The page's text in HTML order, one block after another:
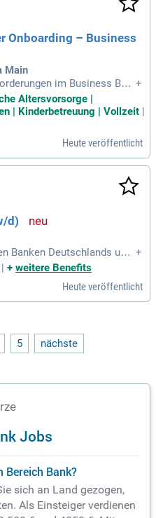
Onboarding – Business
Main
im Business Ban
sind
im Design von Custome
Erfahrung in der Konzeptio
+
Altersvorsorge |
| Kinderbetreuung | Vollzeit |
Heute veröffentlicht
d)
Banken Deutschlands und
und nachhaltiges Untern
eine verlässliche Bank und
+
| + weitere Benefits
Heute veröffentlicht
5 nächste
Jobs
Bereich Bank?
sich an Land gezogen,
Als Einsteiger verdienen